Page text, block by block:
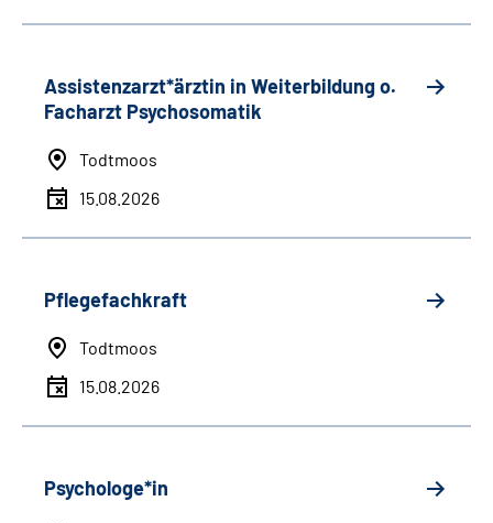
Assistenzarzt*ärztin in Weiterbildung o.
Facharzt Psychosomatik
Todtmoos
15.08.2026
Pflegefachkraft
Todtmoos
15.08.2026
Psychologe*in